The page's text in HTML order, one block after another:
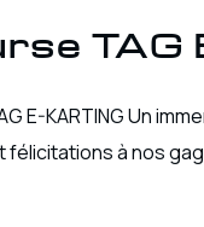
TAG
E-KARTING Un
félicitations à nos